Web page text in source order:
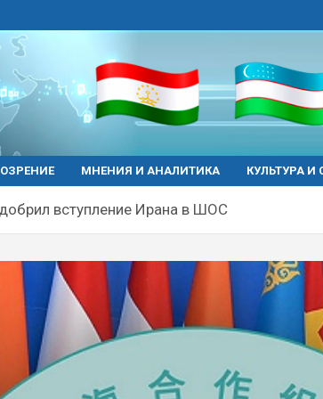
МНЕНИЯ И АНАЛИТИКА КУЛЬТУРА И
вступление Ирана в ШОС